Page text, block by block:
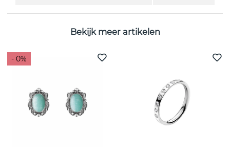
Bekijk meer artikelen
- 0%